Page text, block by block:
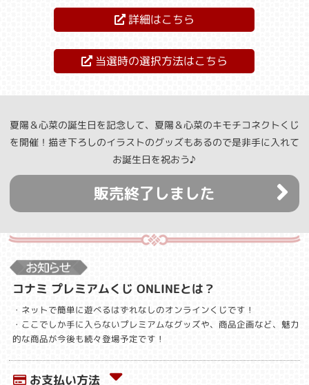
詳細はこちら
当選時の選択方法はこちら
夏陽＆心菜の誕生日を記念して、夏陽＆心菜のキモチコネクトくじ
を開催！描き下ろしのイラストのグッズもあるので是非手に入れて
お誕生日を祝おう♪
販売終了しました
コナミ プレミアムくじ ONLINEとは？
・ネットで簡単に遊べるはずれなしのオンラインくじです！
・ここでしか手に入らないプレミアムなグッズや、商品企画など、魅力
的な商品が今後も続々登場予定です！
お支払い方法